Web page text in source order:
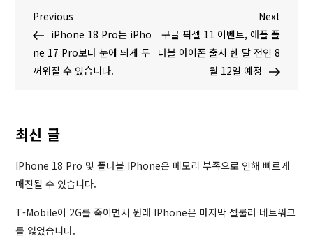
글
탐
P
r
e
v
s
P
o
s
t
Previous
iPhone 18 Pro는 iPho
ne 17 Pro보다 눈에 띄게 두
꺼워질 수 있습니다.
N
e
x
t
Next
구글 픽셀 11 이벤트, 애플 폴
더블 아이폰 출시 한 달 전인 8
월 12일 예정
최신 글
IPhone 18 Pro 및 폴더블 IPhone은 메모리 부족으로 인해 빠르게
매진될 수 있습니다.
T-Mobile이 2G를 죽이면서 원래 IPhone은 마지막 셀룰러 네트워크
를 잃었습니다.